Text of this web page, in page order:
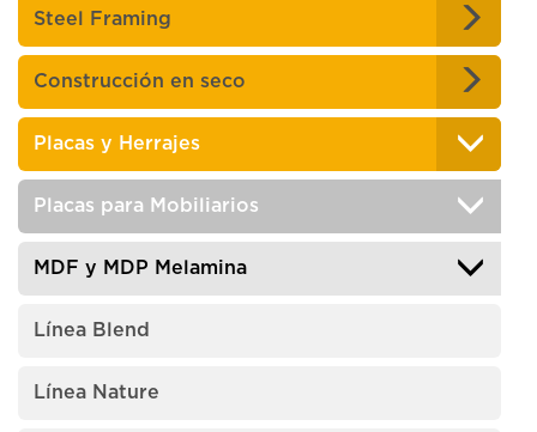
Steel Framing
Construcción en seco
Placas y Herrajes
Placas para Mobiliarios
MDF y MDP Melamina
Línea Blend
Línea Nature